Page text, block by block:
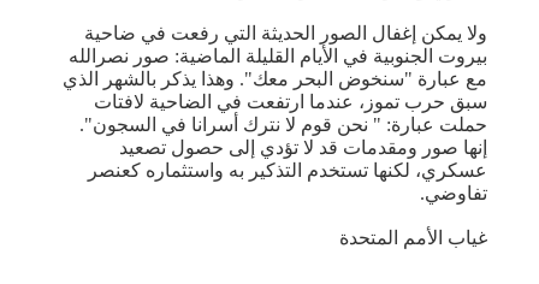
ولا يمكن إغفال الصور الحديثة التي رفعت في ضاحية
بيروت الجنوبية في الأيام القليلة الماضية: صور نصرالله
مع عبارة "سنخوض البحر معك". وهذا يذكر بالشهر الذي
سبق حرب تموز، عندما ارتفعت في الضاحية لافتات
حملت عبارة: " نحن قوم لا نترك أسرانا في السجون".
إنها صور ومقدمات قد لا تؤدي إلى حصول تصعيد
عسكري، لكنها تستخدم التذكير به واستثماره كعنصر
تفاوضي.
غياب الأمم المتحدة